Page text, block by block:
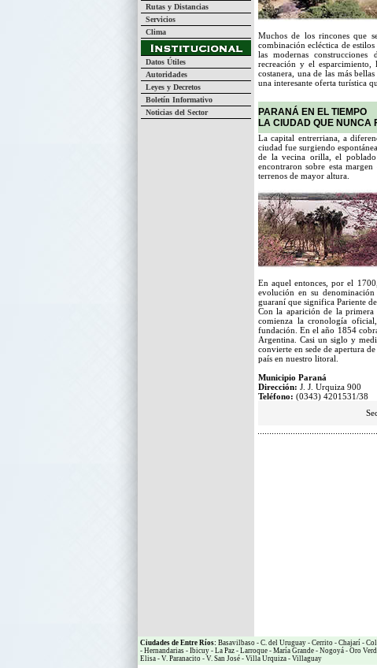
Rutas y Distancias
Servicios
Clima
Datos Útiles
Autoridades
Leyes y Decretos
Boletín Informativo
Noticias del Sector
Muchos de los rincones que
combinación ecléctica de
las modernas
recreación y el esparcimiento,
costanera, una de las más
una interesante oferta turística
PARANÁ EN EL TIEMPO
LA CIUDAD QUE NUNCA
La capital entrerriana, a
ciudad fue surgiendo
de la vecina orilla, el
encontraron sobre esta
terrenos de mayor altura.
En aquel entonces, por el
evolución en su
guaraní que significa Pariente
Con la aparición de la
comienza la cronología
fundación. En el año 1854
Argentina. Casi un siglo y
convierte en sede de apertura
país en nuestro litoral.
Municipio Paraná
Dirección: J. J. Urquiza 900
Teléfono: (0343) 4201531/38
Ciudades de Entre Ríos: Basavilbaso - C. del Uruguay - Cerrito - Chajarí -
- Hernandarias - Ibicuy - La Paz - Larroque - María Grande - Nogoyá - Oro
Elisa - V. Paranacito - V. San José - Villa Urquiza - Villaguay